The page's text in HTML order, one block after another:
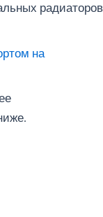
радиаторов
на